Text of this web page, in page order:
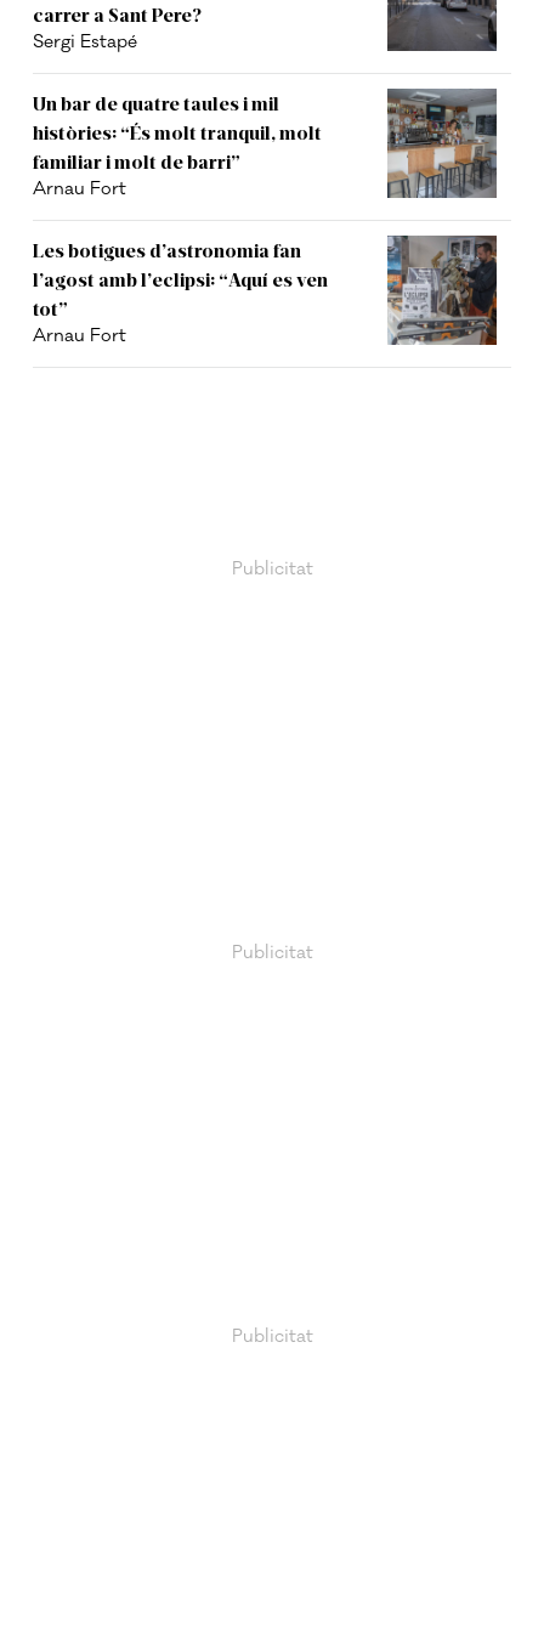
carrer a Sant Pere?
Sergi Estapé
Un bar de quatre taules i mil
històries: “És molt tranquil, molt
familiar i molt de barri”
Arnau Fort
Les botigues d’astronomia fan
l’agost amb l’eclipsi: “Aquí es ven
tot”
Arnau Fort